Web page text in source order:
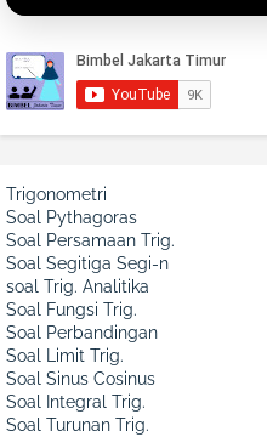
Trigonometri
Soal Pythagoras
Soal Persamaan Trig.
Soal Segitiga Segi-n
soal Trig. Analitika
Soal Fungsi Trig.
Soal Perbandingan
Soal Limit Trig.
Soal Sinus Cosinus
Soal Integral Trig.
Soal Turunan Trig.